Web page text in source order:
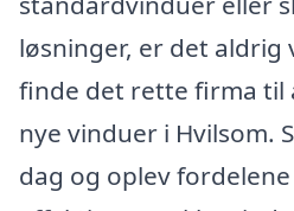
løsninger, er det
finde det rette firma til
nye vinduer i Hvilsom.
dag og oplev